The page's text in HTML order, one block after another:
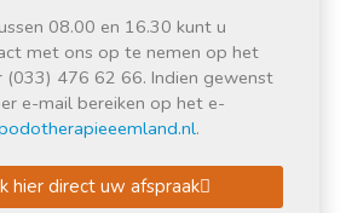
08.00 en 16.30 kunt u
met ons op te nemen op het
476 62 66. Indien gewenst
e-mail bereiken op het e-
.
hier direct uw afspraak